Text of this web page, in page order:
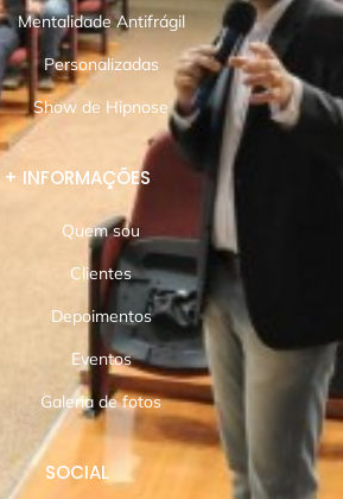
Mentalidade Antifrágil
Personalizadas
Show de Hipnose
+ INFORMAÇÕES
Quem sou
Clientes
Depoimentos
Eventos
Galeria de fotos
SOCIAL